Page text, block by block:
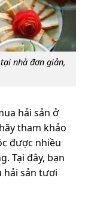
nhà đơn giản,
hải sản ở
tham khảo
được nhiều
Tại đây, bạn
hải sản tươi